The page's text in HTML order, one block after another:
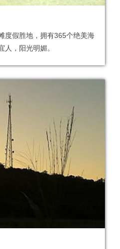
假胜地，拥有365个绝美海
宜人，阳光明媚。